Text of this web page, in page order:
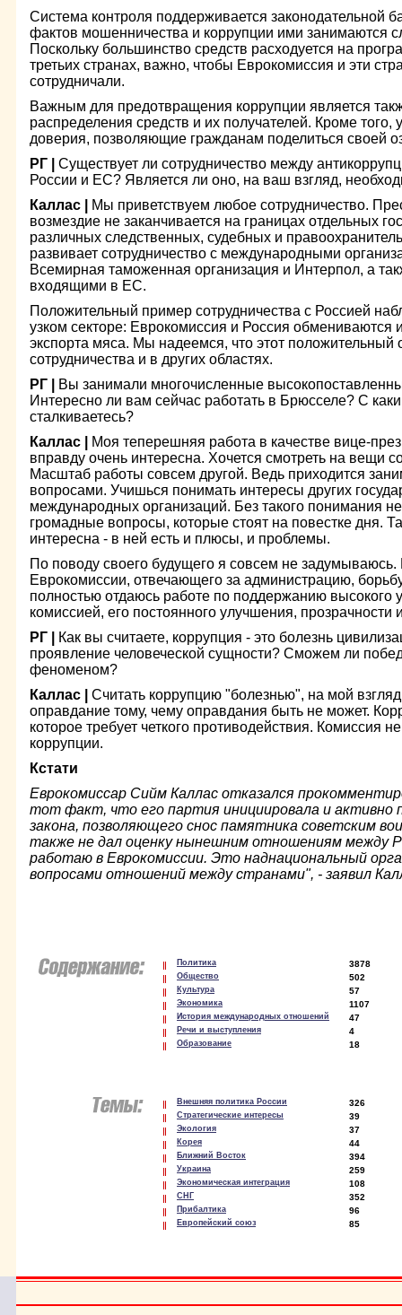
Система контроля поддерживается законодательной
фактов мошенничества и коррупции ими занимаются
Поскольку большинство средств расходуется на
третьих странах, важно, чтобы Еврокомиcсия и эти
сотрудничали.
Важным для предотвращения коррупции является
распределения средств и их получателей. Кроме
доверия, позволяющие гражданам поделиться своей
РГ | Существует ли сотрудничество между
России и ЕС? Является ли оно, на ваш взгляд,
Каллас |
Мы приветствуем любое сотрудничество.
возмездие не заканчивается на границах отдельных
различных следственных, судебных и
развивает сотрудничество с международными
Всемирная таможенная организация и Интерпол, а
входящими в ЕС.
Положительный пример сотрудничества с Россией
узком секторе: Еврокомиссия и Россия обмениваются
экспорта мяса. Мы надеемся, что этот положительный
сотрудничества и в других областях.
РГ |
Вы занимали многочисленные
Интересно ли вам сейчас работать в Брюсселе? С
сталкиваетесь?
Каллас |
Моя теперешняя работа в качестве вице-
вправду очень интересна. Хочется смотреть на вещи
Масштаб работы совсем другой. Ведь приходится
вопросами. Учишься понимать интересы других
международных организаций. Без такого понимания
громадные вопросы, которые стоят на повестке дня.
интересна - в ней есть и плюсы, и проблемы.
По поводу своего будущего я совсем не задумываюсь.
Еврокомиссии, отвечающего за администрацию,
полностью отдаюсь работе по поддержанию высокого
комиссией, его постоянного улучшения, прозрачности
РГ |
Как вы считаете, коррупция - это болезнь
проявление человеческой сущности? Сможем ли
феноменом?
Каллас | Считать коррупцию "болезнью", на мой
оправдание тому, чему оправдания быть не может.
которое требует четкого противодействия. Комиссия
коррупции.
Кстати
Еврокомиссар Сийм Каллас отказался
тот факт, что его партия инициировала и активно
закона, позволяющего снос памятника советским
также не дал оценку нынешним отношениям между
работаю в Еврокомиссии. Это наднациональный
вопросами отношений между странами", - заявил
Политика 3878
Общество 502
Культура 57
Экономика 1107
История международных отношений 47
Речи и выступления 4
Образование 18
Внешняя политика России 326
Стратегические интересы 39
Экология 37
Корея 44
Ближний Восток 394
Украина 259
Экономическая интеграция 108
СНГ 352
Прибалтика 96
Европейский союз 85